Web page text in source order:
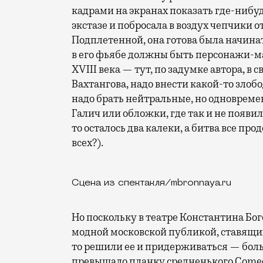
кадрами на экранах показать где-
экстазе и побросала в воздух
Подплетенной, она готова была
в его фьябе должны быть персонажи-
XVIII века — тут, по задумке автора, в
Вахтангова, надо внести какой-то
надо брать нейтральные, но
Галич или обложки, где так и не
то осталось два калеки, а битва все
всех?).
Сцена из спектакля/mbronnaya.ru
Но поскольку в театре Константина
модной московской публикой,
то решили ее и придерживаться —